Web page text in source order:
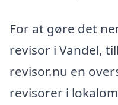
For at gøre det
revisor i Vandel,
revisor.nu en
revisorer i